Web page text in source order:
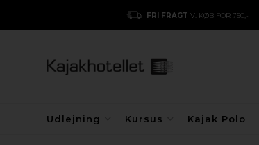
FRI FRAGT V. KØB FOR 750,-
Udlejning Kursus Kajak Polo